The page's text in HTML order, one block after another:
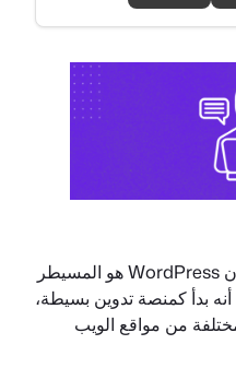
على مدار العقدين الماضيين، كان WordPress هو المسيطر
بدأ كمنصة تدوين بسيطة،
من مواقع الويب